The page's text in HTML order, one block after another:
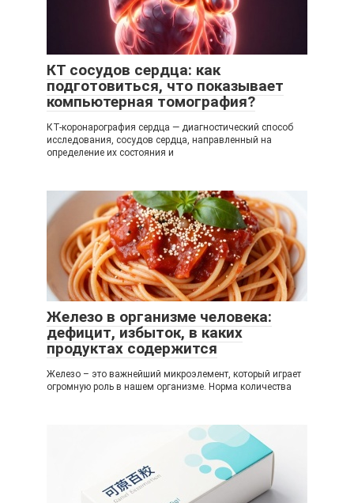
КТ сосудов сердца: как
подготовиться, что показывает
компьютерная томография?
КТ-коронарография сердца — диагностический способ
исследования, сосудов сердца, направленный на
определение их состояния и
Железо в организме человека:
дефицит, избыток, в каких
продуктах содержится
Железо – это важнейший микроэлемент, который играет
огромную роль в нашем организме. Норма количества